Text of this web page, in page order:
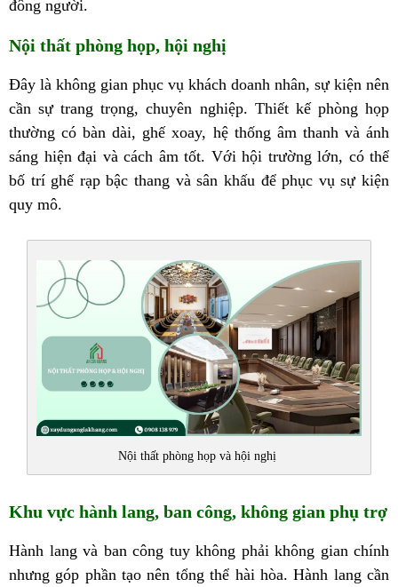
đông người.
Nội thất phòng họp, hội nghị
Đây là không gian phục vụ khách doanh nhân, sự kiện nên
cần sự trang trọng, chuyên nghiệp. Thiết kế phòng họp
thường có bàn dài, ghế xoay, hệ thống âm thanh và ánh
sáng hiện đại và cách âm tốt. Với hội trường lớn, có thể
bố trí ghế rạp bậc thang và sân khấu để phục vụ sự kiện
quy mô.
Nội thất phòng họp và hội nghị
Khu vực hành lang, ban công, không gian phụ trợ
Hành lang và ban công tuy không phải không gian chính
nhưng góp phần tạo nên tổng thể hài hòa. Hành lang cần